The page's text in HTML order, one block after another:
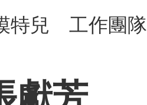
特兒 工作團隊
獻芳